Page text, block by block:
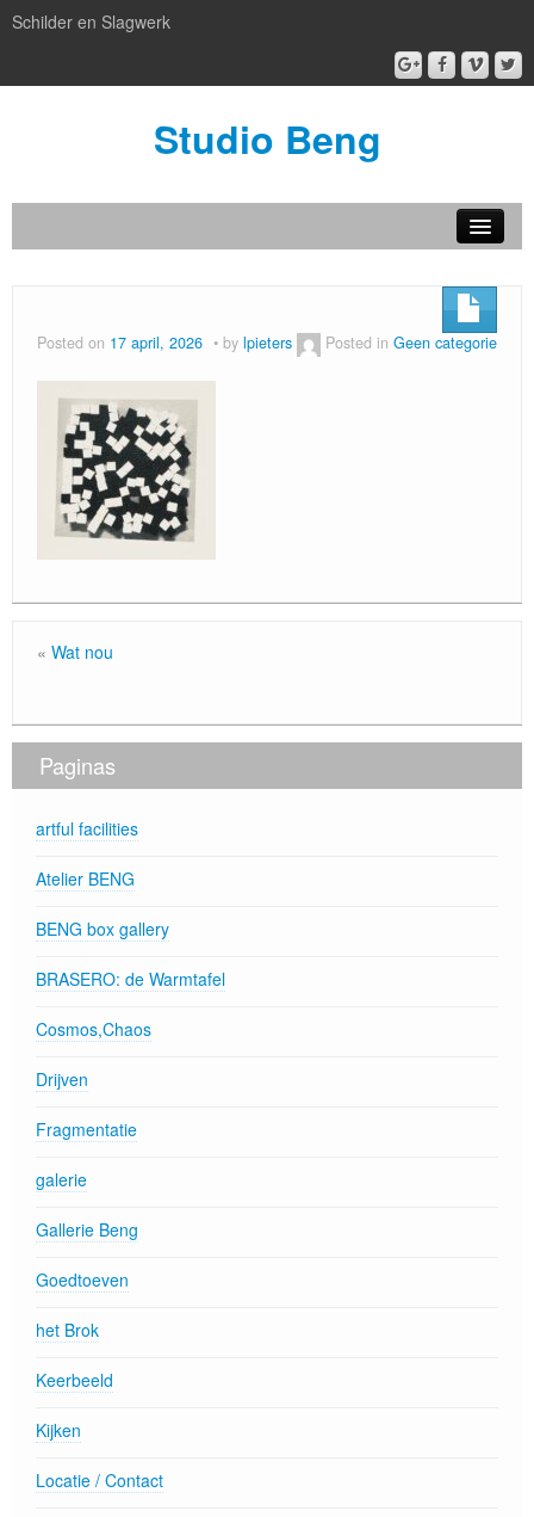
Schilder en Slagwerk
Studio Beng
Patronen
artful facilities
Kijken
Locatie / Contact
Posted on 17 april, 2026 by lpieters Posted in Geen categorie
« Wat nou
Paginas
artful facilities
Atelier BENG
BENG box gallery
BRASERO: de Warmtafel
Cosmos,Chaos
Drijven
Fragmentatie
galerie
Gallerie Beng
Goedtoeven
het Brok
Keerbeeld
Kijken
Locatie / Contact